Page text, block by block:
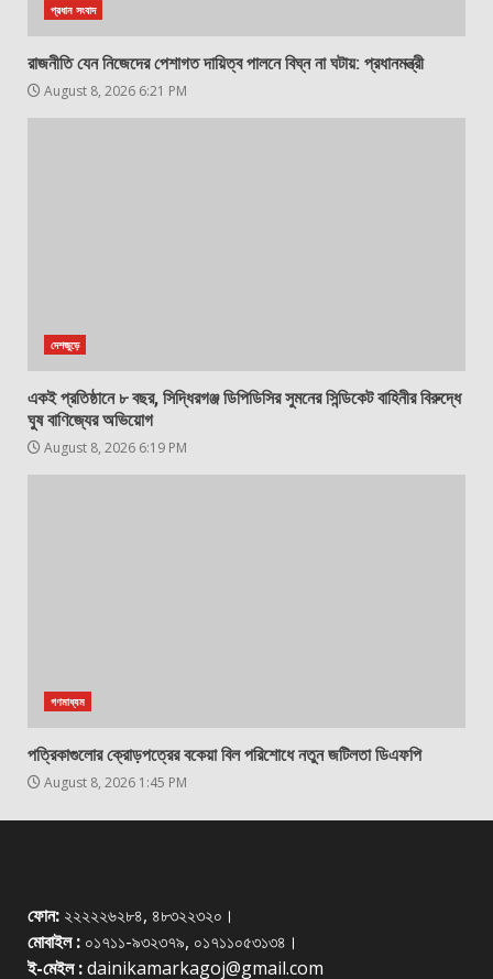
প্রধান সংবাদ
রাজনীতি যেন নিজেদের পেশাগত দায়িত্ব পালনে বিঘ্ন না ঘটায়: প্রধানমন্ত্রী
August 8, 2026 6:21 PM
দেশজুড়ে
একই প্রতিষ্ঠানে ৮ বছর, সিদ্ধিরগঞ্জ ডিপিডিসির সুমনের সিন্ডিকেট বাহিনীর বিরুদ্ধে
ঘুষ বাণিজ্যের অভিয়োগ
August 8, 2026 6:19 PM
গণমাধ্যম
পত্রিকাগুলোর ক্রোড়পত্রের বকেয়া বিল পরিশোধে নতুন জটিলতা ডিএফপি
August 8, 2026 1:45 PM
ফোন: ২২২২২৬২৮৪, ৪৮৩২২৩২০।
মোবাইল : ০১৭১১-৯৩২৩৭৯, ০১৭১১০৫৩১৩৪।
ই-মেইল :dainikamarkagoj@gmail.com